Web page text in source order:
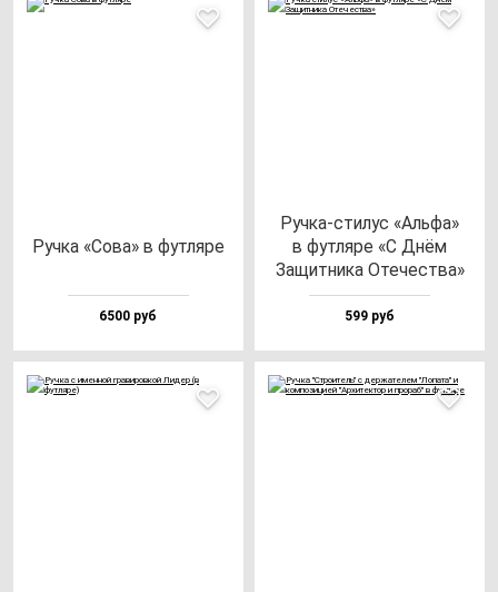
Руч­ка «Сова» в фут­ля­ре
6500 руб
Руч­ка-сти­лус «Аль­фа»
в фут­ля­ре «С Днём
Защит­ни­ка Оте­чес­тва»
599 руб